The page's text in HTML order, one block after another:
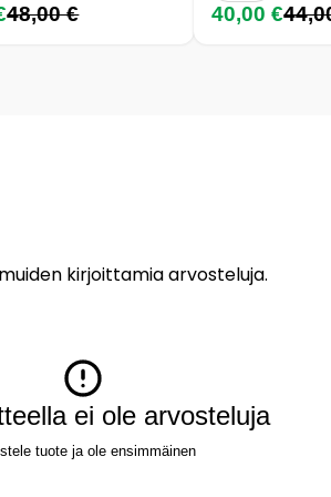
48,00 € 40,00 €
kirjoittamia arvosteluja.
ei ole arvosteluja
tuote ja ole ensimmäinen